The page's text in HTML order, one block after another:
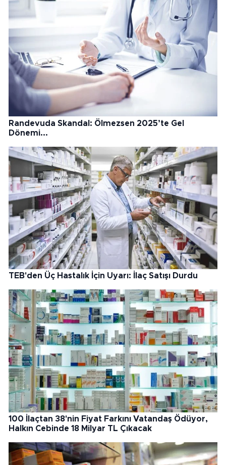
Randevuda Skandal: Ölmezsen 2025’te Gel
Dönemi...
TEB'den Üç Hastalık İçin Uyarı: İlaç Satışı Durdu
100 İlaçtan 38'nin Fiyat Farkını Vatandaş Ödüyor,
Halkın Cebinde 18 Milyar TL Çıkacak